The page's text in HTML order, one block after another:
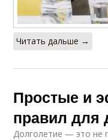
Читать дальше →
Простые и
правил для
Долголетие — это не